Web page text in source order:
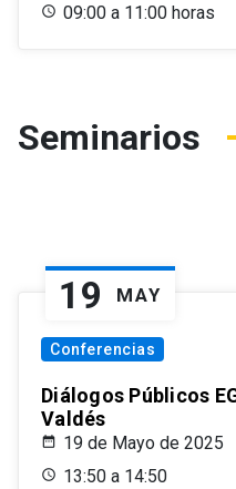
09:00 a 11:00 horas
Seminarios
19 MAY
Conferencias
Diálogos Públicos
Valdés
19 de Mayo de 2025
13:50 a 14:50